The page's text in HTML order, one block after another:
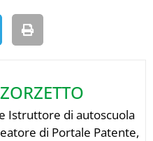
Istruttore di autoscuola
di Portale Patente,